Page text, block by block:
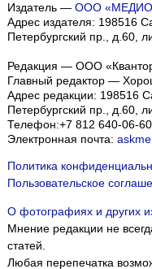
Издатель — ООО
Адрес издателя: 198516
Петербургский пр., д.60,
Редакция — ООО
Главный редактор —
Адрес редакции: 198516
Петербургский пр., д.60,
Телефон:+7 812 640-06-60
Электронная почта:
Политика
Пользовательское
О фотографиях и других
Мнение редакции не
статей.
Любая перепечатка